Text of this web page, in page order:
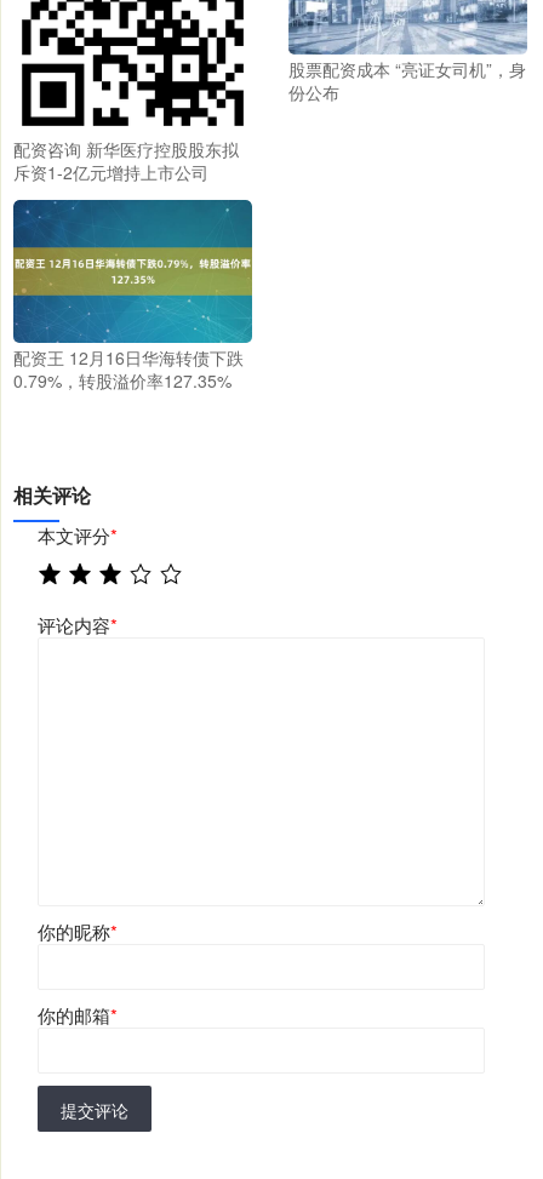
配资咨询 新华医疗控股股东拟
斥资1-2亿元增持上市公司
股票配资成本 “亮证女司机”，身
份公布
配资王 12月16日华海转债下跌
0.79%，转股溢价率127.35%
相关评论
本文评分*
评论内容*
你的昵称*
你的邮箱*
提交评论